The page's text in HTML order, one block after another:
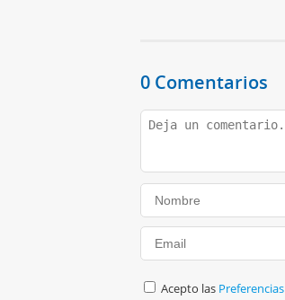
0 Comentarios
Acepto las